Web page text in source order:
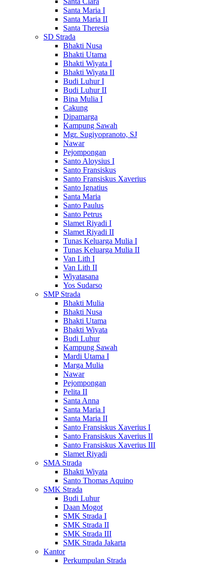
Santa Maria I
Santa Maria II
Santa Theresia
SD Strada
Bhakti Nusa
Bhakti Utama
Bhakti Wiyata I
Bhakti Wiyata II
Budi Luhur I
Budi Luhur II
Bina Mulia I
Cakung
Dipamarga
Kampung Sawah
Mgr. Sugiyopranoto, SJ
Nawar
Pejompongan
Santo Aloysius I
Santo Fransiskus
Santo Fransiskus Xaverius
Santo Ignatius
Santa Maria
Santo Paulus
Santo Petrus
Slamet Riyadi I
Slamet Riyadi II
Tunas Keluarga Mulia I
Tunas Keluarga Mulia II
Van Lith I
Van Lith II
Wiyatasana
Yos Sudarso
SMP Strada
Bhakti Mulia
Bhakti Nusa
Bhakti Utama
Bhakti Wiyata
Budi Luhur
Kampung Sawah
Mardi Utama I
Marga Mulia
Nawar
Pejompongan
Pelita II
Santa Anna
Santa Maria I
Santa Maria II
Santo Fransiskus Xaverius I
Santo Fransiskus Xaverius II
Santo Fransiskus Xaverius III
Slamet Riyadi
SMA Strada
Bhakti Wiyata
Santo Thomas Aquino
SMK Strada
Budi Luhur
Daan Mogot
SMK Strada I
SMK Strada II
SMK Strada III
SMK Strada Jakarta
Kantor
Perkumpulan Strada